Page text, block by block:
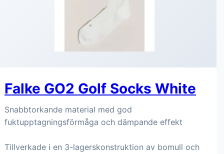
Falke GO2 Golf Socks White
Snabbtorkande material med god
fuktupptagningsförmåga och dämpande effekt
Tillverkade i en 3-lagerskonstruktion av bomull och